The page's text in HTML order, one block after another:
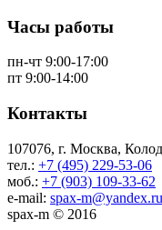
Часы работы
пн-чт 9:00-17:00
пт 9:00-14:00
Контакты
107076, г. Москва,
тел.: +7 (495) 229-53-06
моб.: +7 (903) 109-33-62
e-mail: spax-m@yandex.ru
spax-m © 2016